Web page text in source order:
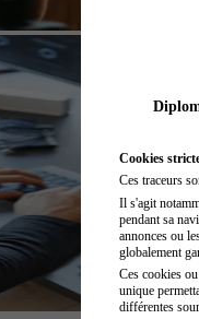
Cookies
Ces traceurs
Il s'agit
pendant sa
annonces ou
globalement
Ces cookies
unique
différentes